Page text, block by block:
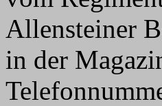
Allensteiner
in der